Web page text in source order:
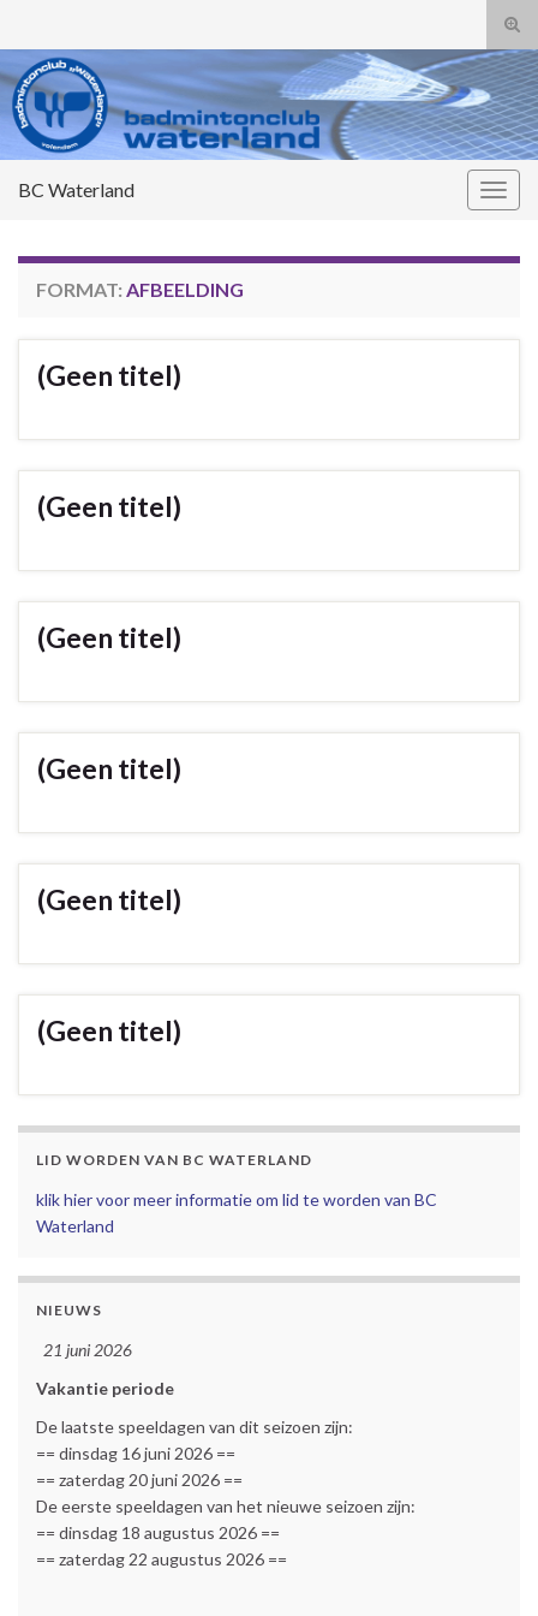
Search for:
BC Waterland
FORMAT: AFBEELDING
(Geen titel)
(Geen titel)
(Geen titel)
(Geen titel)
(Geen titel)
(Geen titel)
LID WORDEN VAN BC WATERLAND
klik hier voor meer informatie om lid te worden van BC
Waterland
NIEUWS
21 juni 2026
Vakantie periode
De laatste speeldagen van dit seizoen zijn:
== dinsdag 16 juni 2026 ==
== zaterdag 20 juni 2026 ==
De eerste speeldagen van het nieuwe seizoen zijn:
== dinsdag 18 augustus 2026 ==
== zaterdag 22 augustus 2026 ==